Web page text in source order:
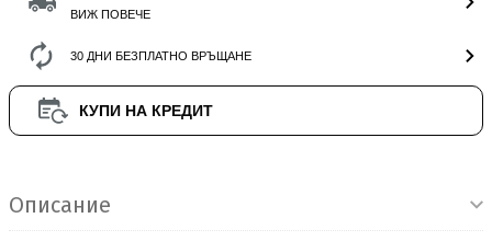
ВИЖ ПОВЕЧЕ
30 ДНИ БЕЗПЛАТНО ВРЪЩАНЕ
КУПИ НА КРЕДИТ
Описание